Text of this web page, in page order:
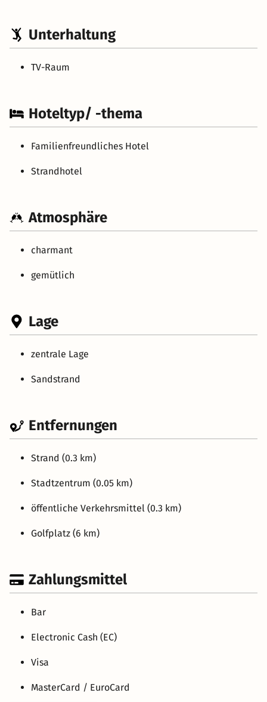
Unterhaltung
TV-Raum
Hoteltyp/ -thema
Familienfreundliches Hotel
Strandhotel
Atmosphäre
charmant
gemütlich
Lage
zentrale Lage
Sandstrand
Entfernungen
Strand (0.3 km)
Stadtzentrum (0.05 km)
öffentliche Verkehrsmittel (0.3 km)
Golfplatz (6 km)
Zahlungsmittel
Bar
Electronic Cash (EC)
Visa
MasterCard / EuroCard